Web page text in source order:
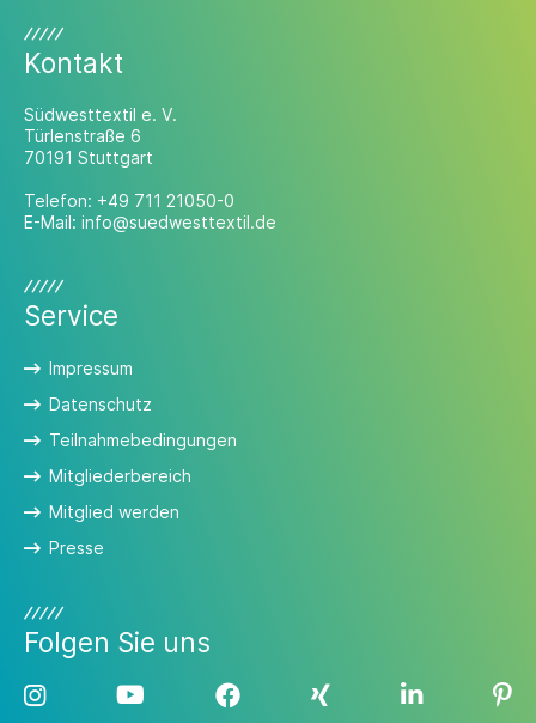
Kontakt
Südwesttextil e. V.
Türlenstraße 6
70191 Stuttgart
Telefon: +49 711 21050-0
E-Mail: info@suedwesttextil.de
Service
Impressum
Datenschutz
Teilnahmebedingungen
Mitgliederbereich
Mitglied werden
Presse
Folgen Sie uns